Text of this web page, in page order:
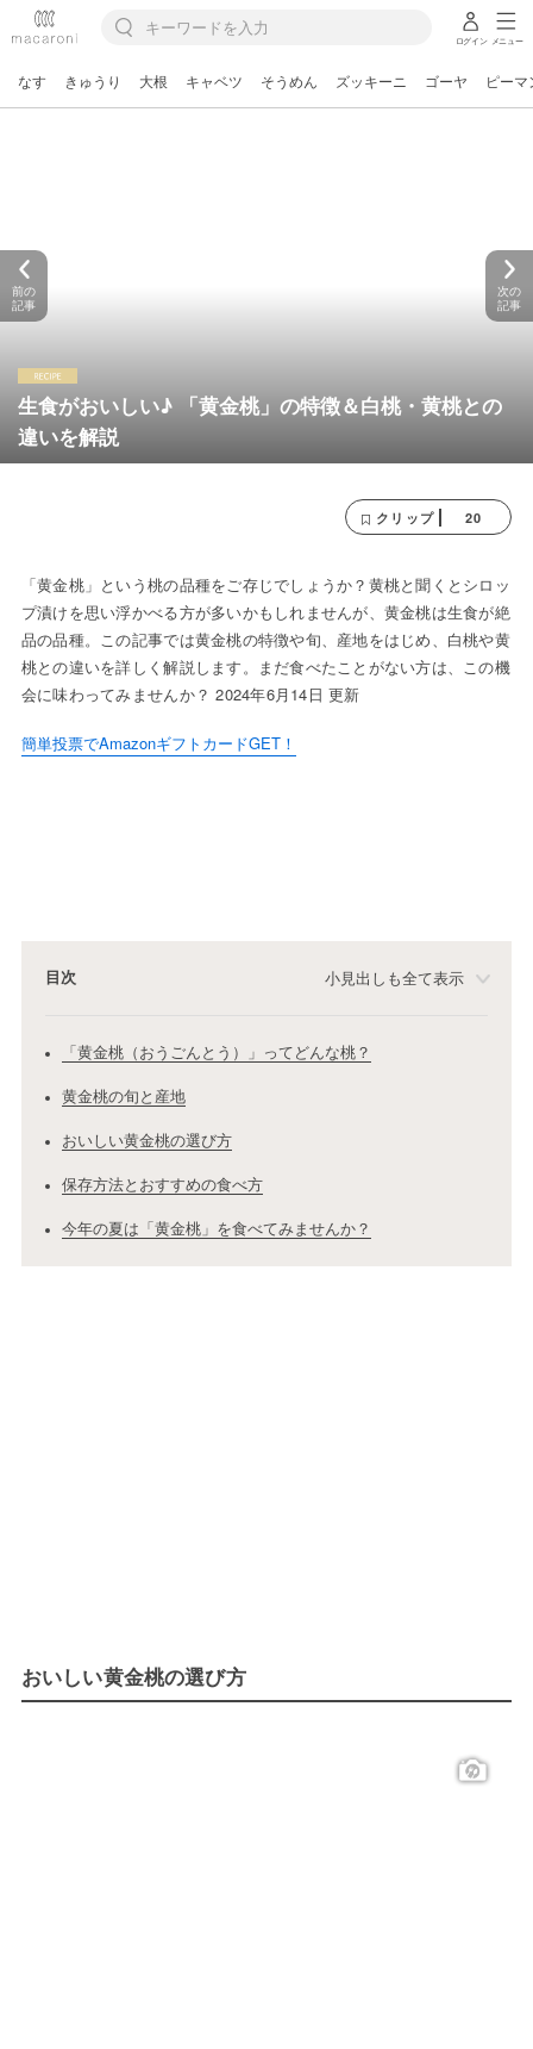
ログイン メニュー
なす きゅうり 大根 キャベツ そうめん ズッキーニ ゴーヤ ピーマ
生食がおいしい♪ 「黄金桃」の特徴＆白桃・黄桃との
違いを解説
前の
記事
次の
記事
クリップ 20
「黄金桃」という桃の品種をご存じでしょうか？黄桃と聞くとシロッ
プ漬けを思い浮かべる方が多いかもしれませんが、黄金桃は生食が絶
品の品種。この記事では黄金桃の特徴や旬、産地をはじめ、白桃や黄
桃との違いを詳しく解説します。まだ食べたことがない方は、この機
会に味わってみませんか？ 2024年6月14日 更新
簡単投票でAmazonギフトカードGET！
目次 小見出しも全て表示
「黄金桃（おうごんとう）」ってどんな桃？
黄金桃の旬と産地
おいしい黄金桃の選び方
保存方法とおすすめの食べ方
今年の夏は「黄金桃」を食べてみませんか？
おいしい黄金桃の選び方